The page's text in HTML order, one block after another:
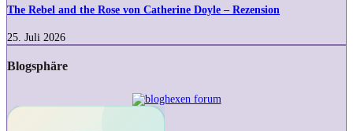
and
Rose
von
Doyle
The Rebel and the Rose von Catherine Doyle – Rezension
25. Juli 2026
Blogsphäre